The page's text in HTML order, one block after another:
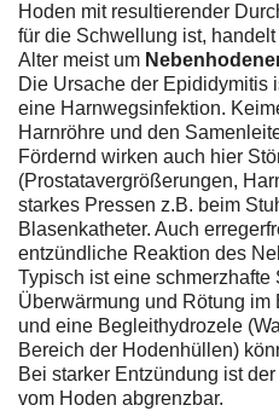
Hoden mit resultierender
für die Schwellung ist,
Alter meist um
Die Ursache der Epididymitis
eine Harnwegsinfektion.
Harnröhre und den
Fördernd wirken auch hier
(Prostatavergrößerungen,
starkes Pressen z.B. beim
Blasenkatheter. Auch
entzündliche Reaktion des
Typisch ist eine schmerzhafte
Überwärmung und Rötung
und eine Begleithydrozele
Bereich der Hodenhüllen)
Bei starker Entzündung ist
vom Hoden abgrenzbar.